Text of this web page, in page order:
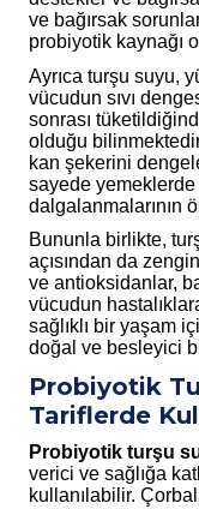
ve bağırsak
probiyotik kaynağı
Ayrıca turşu suyu,
vücudun sıvı
sonrası
olduğu
kan şekerini
sayede
dalgalanmalarının
Bununla birlikte,
açısından da
ve antioksidanlar,
vücudun
sağlıklı bir yaşam
doğal ve besleyici
Probiyotik
Tariflerde
Probiyotik turşu
verici ve sağlığa
kullanılabilir.